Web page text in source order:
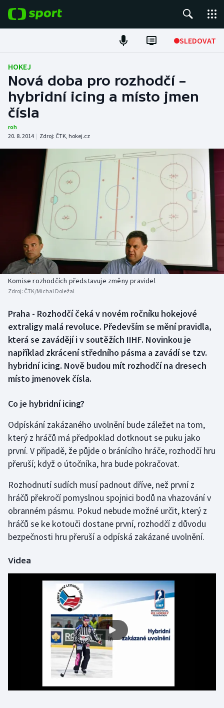
SLEDOVAT
Fotbal
Hokej
Tenis
Atletika
Cyklistika
DALŠÍ SPORTY
Americký fotbal
Baseball a softbal
Basketbal
Biatlon
Box
Curling
Dostihy
Florbal
Futsal
Golf
Gymnastika
Házená
Jezdectví
Judo
Lyže a snowboard
Moderní pětiboj
Olympijské hry
NEPŘEHLÉDNĚTE
Soutěže
Historické návraty
Aplikace ČT sport
HOKEJ
Nová doba pro rozhodčí –
hybridní icing a místo jmen
čísla
roh
20. 8. 2014 | Zdroj: ČTK, hokej.cz
Komise rozhodčích představuje změny pravidel
Zdroj: ČTK/Michal Doležal
Praha - Rozhodčí čeká v novém ročníku hokejové
extraligy malá revoluce. Především se mění pravidla,
která se zavádějí i v soutěžích IIHF. Novinkou je
například zkrácení středního pásma a zavádí se tzv.
hybridní icing. Nově budou mít rozhodčí na dresech
místo jmenovek čísla.
Co je hybridní icing?
Odpískání zakázaného uvolnění bude záležet na tom,
který z hráčů má předpoklad dotknout se puku jako
první. V případě, že půjde o bránícího hráče, rozhodčí hru
přeruší; když o útočníka, hra bude pokračovat.
Rozhodnutí sudích musí padnout dříve, než první z
hráčů překročí pomyslnou spojnici bodů na vhazování v
obranném pásmu. Pokud nebude možné určit, který z
hráčů se ke kotouči dostane první, rozhodčí z důvodu
bezpečnosti hru přeruší a odpíská zakázané uvolnění.
Videa